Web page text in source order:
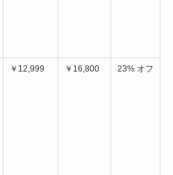
￥12,999 ￥16,800 23% オフ